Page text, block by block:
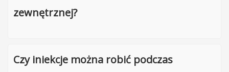
zewnętrznej?
Czy iniekcje można robić podczas